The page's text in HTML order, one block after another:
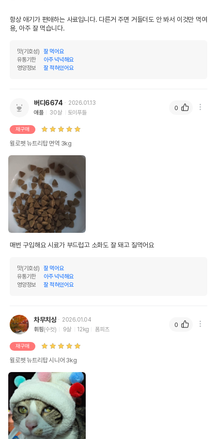
항상 애기가 편애하는 사료입니다. 다른거 주면 거들더도 안 봐서 이것만 먹여
용, 아주 잘 먹습니다.
맛(기호성)
잘 먹어요
유통기한
아주 넉넉해요
영양정보
잘 적혀있어요
버디6674
2026.01.13
애플
30살 토이푸들
재구매
윌로펫 뉴트리탑 면역 3kg
매번 구입해요 시료가 부드럽고 소화도 잘 돼고 질먹어요
맛(기호성)
잘 먹어요
유통기한
아주 넉넉해요
영양정보
잘 적혀있어요
0
차무치상
2026.01.04
휘핑(수컷) 9살 12kg 폼피츠
재구매
윌로펫 뉴트리탑 시니어 3kg
0